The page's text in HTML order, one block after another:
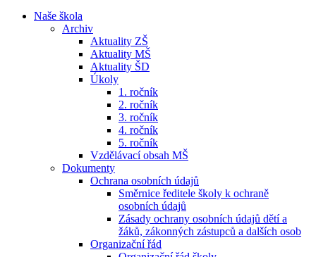
Naše škola
Archiv
Aktuality ZŠ
Aktuality MŠ
Aktuality ŠD
Úkoly
1. ročník
2. ročník
3. ročník
4. ročník
5. ročník
Vzdělávací obsah MŠ
Dokumenty
Ochrana osobních údajů
Směrnice ředitele školy k ochraně
osobních údajů
Zásady ochrany osobních údajů dětí a
žáků, zákonných zástupců a dalších osob
Organizační řád